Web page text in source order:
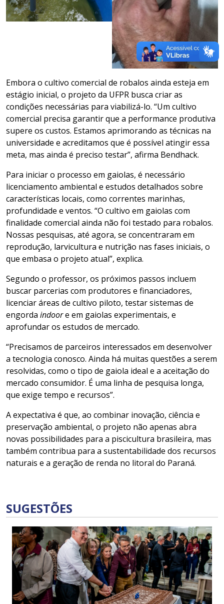
Embora o cultivo comercial de robalos ainda esteja em
estágio inicial, o projeto da UFPR busca criar as
condições necessárias para viabilizá-lo. “Um cultivo
comercial precisa garantir que a performance produtiva
supere os custos. Estamos aprimorando as técnicas na
universidade e acreditamos que é possível atingir essa
meta, mas ainda é preciso testar”, afirma Bendhack.
Para iniciar o processo em gaiolas, é necessário
licenciamento ambiental e estudos detalhados sobre
características locais, como correntes marinhas,
profundidade e ventos. “O cultivo em gaiolas com
finalidade comercial ainda não foi testado para robalos.
Nossas pesquisas, até agora, se concentraram em
reprodução, larvicultura e nutrição nas fases iniciais, o
que embasa o projeto atual”, explica.
Segundo o professor, os próximos passos incluem
buscar parcerias com produtores e financiadores,
licenciar áreas de cultivo piloto, testar sistemas de
engorda indoore em gaiolas experimentais, e
aprofundar os estudos de mercado.
“Precisamos de parceiros interessados em desenvolver
a tecnologia conosco. Ainda há muitas questões a serem
resolvidas, como o tipo de gaiola ideal e a aceitação do
mercado consumidor. É uma linha de pesquisa longa,
que exige tempo e recursos”.
A expectativa é que, ao combinar inovação, ciência e
preservação ambiental, o projeto não apenas abra
novas possibilidades para a piscicultura brasileira, mas
também contribua para a sustentabilidade dos recursos
naturais e a geração de renda no litoral do Paraná.
SUGESTÕES